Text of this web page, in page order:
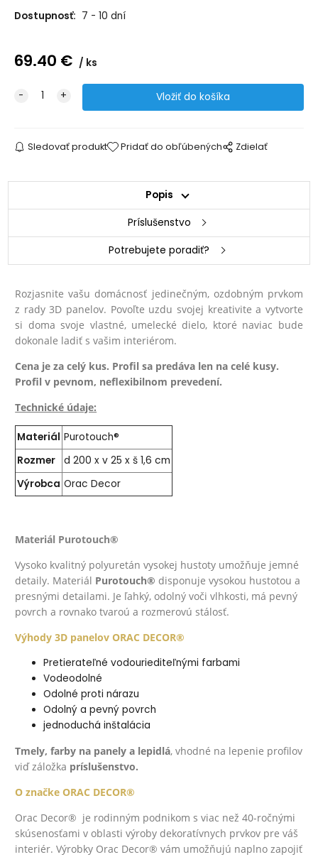
Dostupnosť: 7 - 10 dní
69.40 € ks
Sledovať produkt Pridať do obľúbených Zdielať
Popis
Príslušenstvo
Potrebujete poradiť?
Rozjasnite vašu domácnosť jedinečným, ozdobným prvkom
z rady 3D panelov. Povoľte uzdu svojej kreativite a vytvorte
si doma svoje vlastné, umelecké dielo, ktoré naviac bude
dokonale ladiť s vašim interiérom.
Cena je za celý kus. Profil sa predáva len na celé kusy.
Profil v pevnom, neflexibilnom prevedení.
Technické údaje:
Materiál Purotouch® ‎
Rozmer
d 200 x v 25 x š 1,6 cm
Výrobca Orac Decor
Materiál Purotouch®
Vysoko kvalitný polyuretán vysokej hustoty umožňuje jemné
detaily. Materiál Purotouch® disponuje vysokou hustotou a
presnými detailami. Je ľahký, odolný voči vlhkosti, má pevný
povrch a rovnako tvaroú a rozmerovú stálosť.
Výhody 3D panelov ORAC DECOR®
Pretierateľné vodouriediteľnými farbami
Vodeodolné
Odolné proti nárazu
Odolný a pevný povrch
jednoduchá inštalácia
Tmely, farby na panely a lepidlá, vhodné na lepenie profilov
viď záložka príslušenstvo.
O značke ORAC DECOR®
Orac Decor® je rodinným podnikom s viac než 40-ročnými
skúsenosťami v oblasti výroby dekoratívnych prvkov pre váš
interiér. Výrobky Orac Decor® vám umožňujú naplno zapojiť